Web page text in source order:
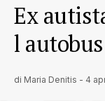
Ex
l
di Maria Denitis - 4